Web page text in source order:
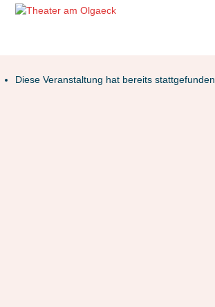
Diese Veranstaltung hat bereits stattgefunden.